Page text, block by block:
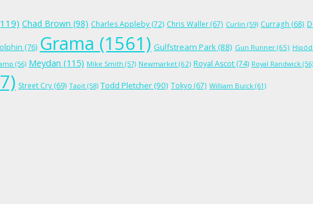
Chad Brown (98) Charles Appleby (72) Chris Waller(67) Curlin (59) Curragh (68)
(76) Grama (1561) Gulfstream Park(88) Gun Runner (65)
(56) Meydan (115) Mike Smith (57) Newmarket (62) Royal Ascot (74) Royal Randwick (56)
Street Cry (69) Tapit (58) Todd Pletcher(90) Tokyo (67) William Buick (61)